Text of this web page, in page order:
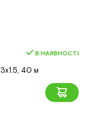
В НАЯВНОСТІ
40 м